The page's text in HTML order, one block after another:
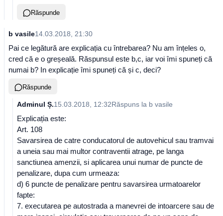
Răspunde
b vasile14.03.2018, 21:30
Pai ce legătură are explicația cu întrebarea? Nu am înțeles o,
cred că e o greșeală. Răspunsul este b,c, iar voi îmi spuneți că
numai b? In explicație îmi spuneți că și c, deci?
Răspunde
Adminul Ș.15.03.2018, 12:32Răspuns la b vasile
Explicația este:
Art. 108
Savarsirea de catre conducatorul de autovehicul sau tramvai
a uneia sau mai multor contraventii atrage, pe langa
sanctiunea amenzii, si aplicarea unui numar de puncte de
penalizare, dupa cum urmeaza:
d) 6 puncte de penalizare pentru savarsirea urmatoarelor
fapte:
7. executarea pe autostrada a manevrei de intoarcere sau de